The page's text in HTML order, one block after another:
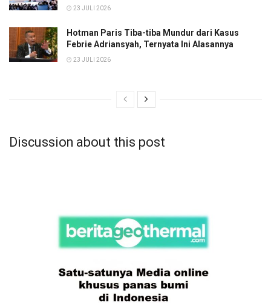
23 JULI 2026
Hotman Paris Tiba-tiba Mundur dari Kasus
Febrie Adriansyah, Ternyata Ini Alasannya
23 JULI 2026
Discussion about this post